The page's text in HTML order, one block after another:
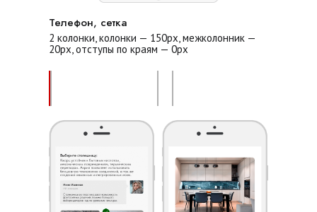
2 колонки, колонки — 150px, межколонник —
20px, отступы по краям — 0px
Телефон, сетка